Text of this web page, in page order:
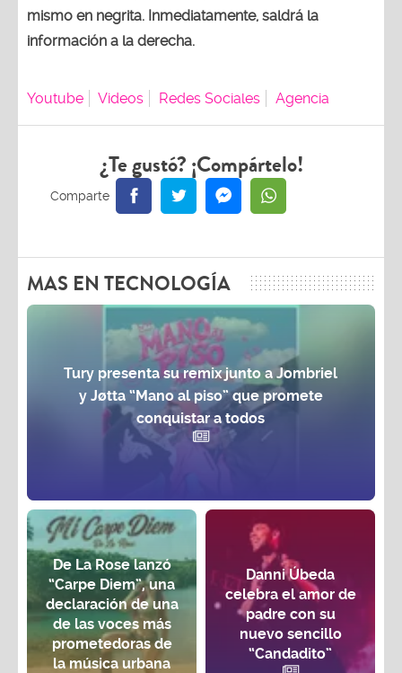
mismo en negrita. Inmediatamente, saldrá la
información a la derecha.
Youtube Videos Redes Sociales Agencia
¿Te gustó? ¡Compártelo!
MAS EN TECNOLOGÍA
Tury presenta su remix junto a Jombriel
y Jøtta “Mano al piso” que promete
conquistar a todos
De La Rose lanzó
“Carpe Diem”, una
declaración de una
de las voces más
prometedoras de
la música urbana
Danni Úbeda
celebra el amor de
padre con su
nuevo sencillo
“Candadito”